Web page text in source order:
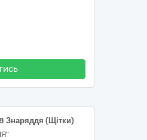
(Щітки)